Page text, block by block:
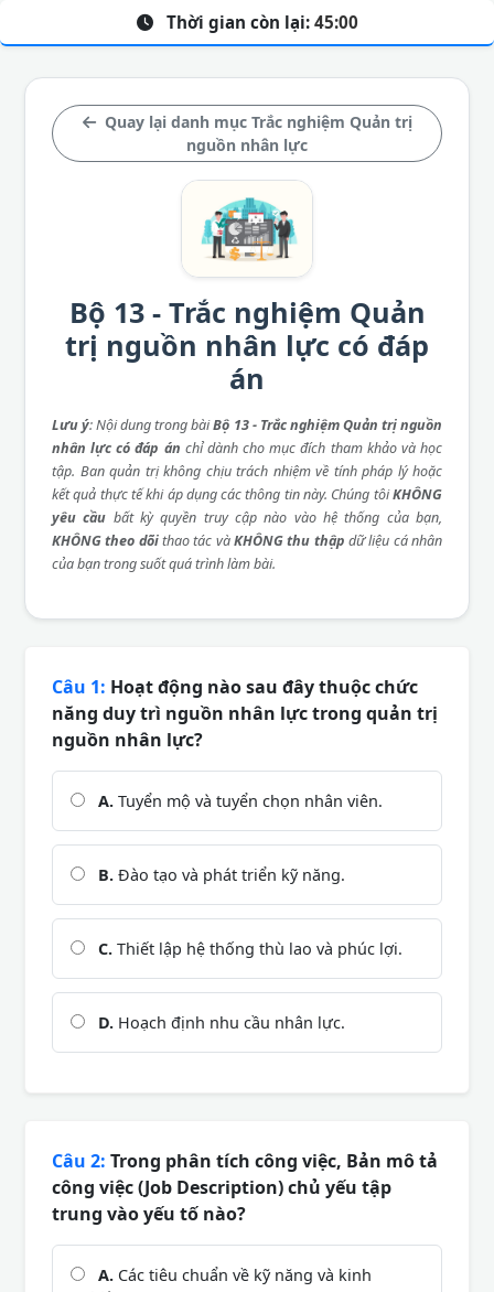
Quay lại danh mục Trắc nghiệm Quản trị
nguồn nhân lực
Bộ 13 - Trắc nghiệm Quản
trị nguồn nhân lực có đáp
án
Lưu ý: Nội dung trong bàiBộ 13 - Trắc nghiệm Quản trị nguồn
nhân lực có đáp án chỉ dành cho mục đích tham khảo và học
tập. Ban quản trị không chịu trách nhiệm về tính pháp lý hoặc
kết quả thực tế khi áp dụng các thông tin này. Chúng tôiKHÔNG
yêu cầu bất kỳ quyền truy cập nào vào hệ thống của bạn,
KHÔNG theo dõithao tác vàKHÔNG thu thập dữ liệu cá nhân
của bạn trong suốt quá trình làm bài.
Thời gian còn lại: 45:00
Câu 1: Hoạt động nào sau đây thuộc chức
năng duy trì nguồn nhân lực trong quản trị
nguồn nhân lực?
A. Tuyển mộ và tuyển chọn nhân viên.
B. Đào tạo và phát triển kỹ năng.
C. Thiết lập hệ thống thù lao và phúc lợi.
D. Hoạch định nhu cầu nhân lực.
Câu 2: Trong phân tích công việc, Bản mô tả
công việc (Job Description) chủ yếu tập
trung vào yếu tố nào?
A. Các tiêu chuẩn về kỹ năng và kinh